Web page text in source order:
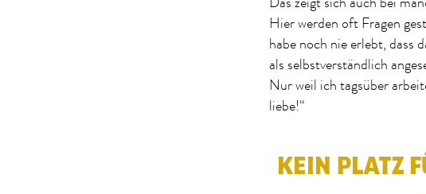
Hier werden oft Fragen
habe noch nie erlebt, dass
als selbstverständlich
Nur weil ich tagsüber
liebe!“
KEIN PLATZ